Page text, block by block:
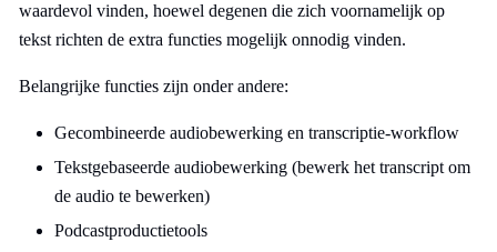
waardevol vinden, hoewel degenen die zich voornamelijk op
tekst richten de extra functies mogelijk onnodig vinden.
Belangrijke functies zijn onder andere:
Gecombineerde audiobewerking en transcriptie-workflow
Tekstgebaseerde audiobewerking (bewerk het transcript om
de audio te bewerken)
Podcastproductietools